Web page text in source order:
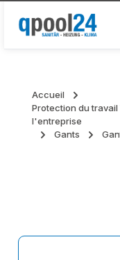
Passer au contenu
Accueil
Protection du
l'entreprise
Gants